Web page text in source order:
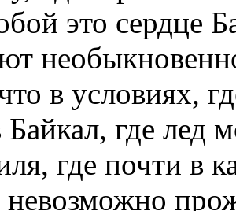
это сердце
в условиях,
Байкал, где лед
где почти в